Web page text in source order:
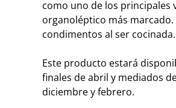
como uno de los principales
organoléptico más
condimentos al ser cocinada.
Este producto estará
finales de abril y mediados
diciembre y febrero.